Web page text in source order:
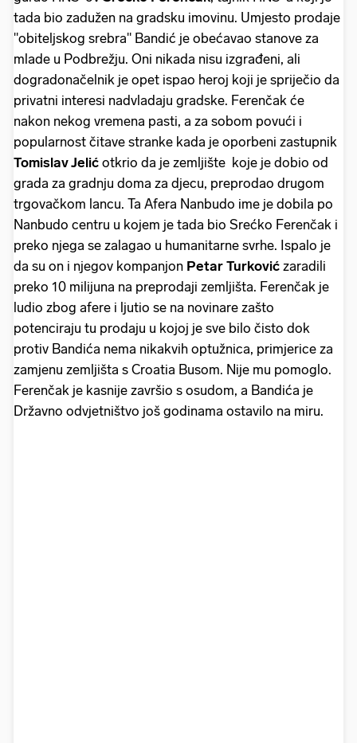
tada bio zadužen na gradsku imovinu. Umjesto prodaje
"obiteljskog srebra" Bandić je obećavao stanove za
mlade u Podbrežju. Oni nikada nisu izgrađeni, ali
dogradonačelnik je opet ispao heroj koji je spriječio da
privatni interesi nadvladaju gradske. Ferenčak će
nakon nekog vremena pasti, a za sobom povući i
popularnost čitave stranke kada je oporbeni zastupnik
Tomislav Jelić otkrio da je zemljište koje je dobio od
grada za gradnju doma za djecu, preprodao drugom
trgovačkom lancu. Ta Afera Nanbudo ime je dobila po
Nanbudo centru u kojem je tada bio Srećko Ferenčak i
preko njega se zalagao u humanitarne svrhe. Ispalo je
da su on i njegov kompanjon Petar Turković zaradili
preko 10 milijuna na preprodaji zemljišta. Ferenčak je
ludio zbog afere i ljutio se na novinare zašto
potenciraju tu prodaju u kojoj je sve bilo čisto dok
protiv Bandića nema nikakvih optužnica, primjerice za
zamjenu zemljišta s Croatia Busom. Nije mu pomoglo.
Ferenčak je kasnije završio s osudom, a Bandića je
Državno odvjetništvo još godinama ostavilo na miru.